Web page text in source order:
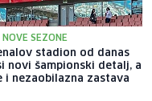
NOVE SEZONE
stadion od danas
novi šampionski detalj, a
i nezaobilazna zastava